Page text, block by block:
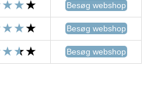
Besøg webshop
Besøg webshop
Besøg webshop